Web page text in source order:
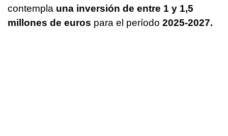
contempla una inversión de entre 1 y 1,5
millones de euros para el período 2025-2027.